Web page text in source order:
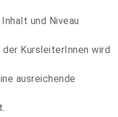
und Niveau
KursleiterInnen wird
ausreichende